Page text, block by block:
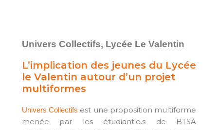
Univers Collectifs, Lycée Le Valentin
L’implication des jeunes du Lycée
le Valentin autour d’un projet
multiformes
Univers Collectifs est une proposition multiforme
menée par les étudiant.e.s de BTSA